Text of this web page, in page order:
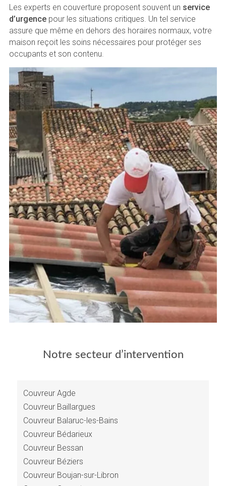
Les experts en couverture proposent souvent un service
d’urgencepour les situations critiques. Un tel service
assure que même en dehors des horaires normaux, votre
maison reçoit les soins nécessaires pour protéger ses
occupants et son contenu.
Notre secteur d’intervention
Couvreur Agde
Couvreur Baillargues
Couvreur Balaruc-les-Bains
Couvreur Bédarieux
Couvreur Bessan
Couvreur Béziers
Couvreur Boujan-sur-Libron